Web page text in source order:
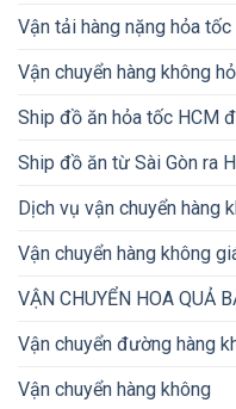
Vận tải hàng nặng hỏa
Vận chuyển hàng không
Ship đồ ăn hỏa tốc HCM
Ship đồ ăn từ Sài Gòn ra
Dịch vụ vận chuyển hàng
Vận chuyển hàng không
VẬN CHUYỂN HOA QUẢ
Vận chuyển đường hàng
Vận chuyển hàng không